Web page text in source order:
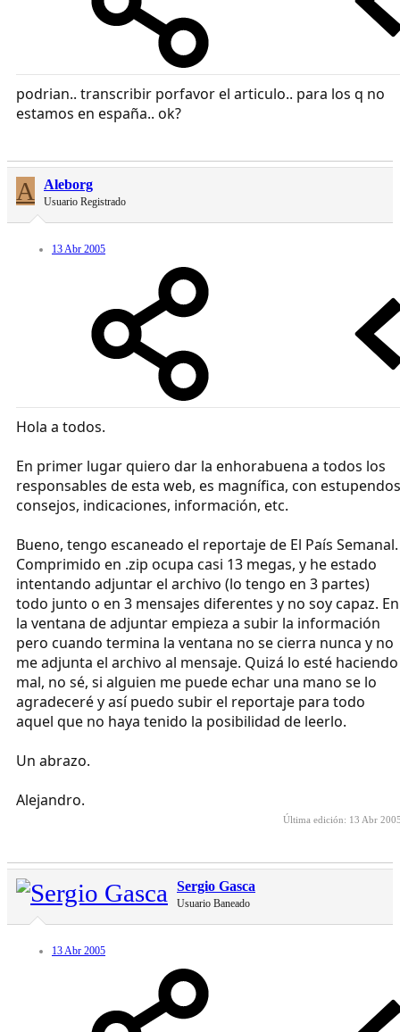
podrian.. transcribir porfavor el articulo.. para los q no
estamos en españa.. ok?
A Aleborg
Usuario Registrado
13 Abr 2005
Hola a todos.
En primer lugar quiero dar la enhorabuena a todos los
responsables de esta web, es magnífica, con estupendos
consejos, indicaciones, información, etc.
Bueno, tengo escaneado el reportaje de El País Semanal.
Comprimido en .zip ocupa casi 13 megas, y he estado
intentando adjuntar el archivo (lo tengo en 3 partes)
todo junto o en 3 mensajes diferentes y no soy capaz. En
la ventana de adjuntar empieza a subir la información
pero cuando termina la ventana no se cierra nunca y no
me adjunta el archivo al mensaje. Quizá lo esté haciendo
mal, no sé, si alguien me puede echar una mano se lo
agradeceré y así puedo subir el reportaje para todo
aquel que no haya tenido la posibilidad de leerlo.
Un abrazo.
Alejandro.
Última edición: 13 Abr
Sergio Gasca
Usuario Baneado
13 Abr 2005